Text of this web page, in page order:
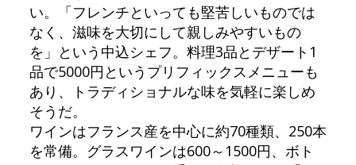
い。「フレンチといっても堅苦しいものでは
なく、滋味を大切にして親しみやすいもの
を」という中込シェフ。料理3品とデザート1
品で5000円というプリフィックスメニューも
あり、トラディショナルな味を気軽に楽しめ
そうだ。
ワインはフランス産を中心に約70種類、250本
を常備。グラスワインは600～1500円、ボト